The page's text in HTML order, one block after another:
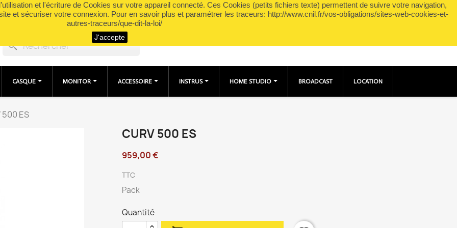
et l'écriture de Cookies sur votre appareil connecté. Ces Cookies (petits fichiers texte) permettent de suivre votre navigation,
et sécuriser votre connexion. Pour en savoir plus et paramétrer les traceurs: http://www.cnil.fr/vos-obligations/sites-web-cookies-et-
autres-traceurs/que-dit-la-loi/
J'accepte
Connexion shopping_cartPanier(0)
search
CASQUE MONITOR ACCESSOIRE INSTRUS HOME STUDIO BROADCAST LOCATION
500 ES
CURV 500 ES
959,00 €
TTC
Pack
Quantité